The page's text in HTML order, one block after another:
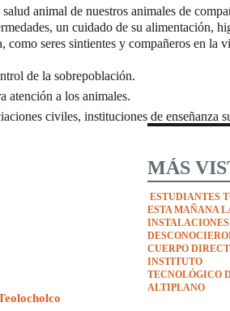
animal de nuestros animales de
un cuidado de su alimentación,
seres sintientes y compañeros en la
de la sobrepoblación.
atención a los animales.
civiles, instituciones de enseñanza
MÁS
ESTUDIANTES
ESTA MAÑANA
CUERPO
INSTITUTO
TECNOLÓGICO
ALTIPLANO